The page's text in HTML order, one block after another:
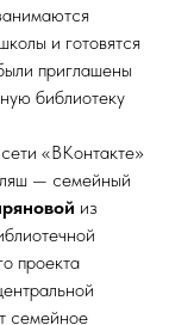
и готовятся
приглашены
библиотеку
«ВКонтакте»
— семейный
из
проекта
семейное